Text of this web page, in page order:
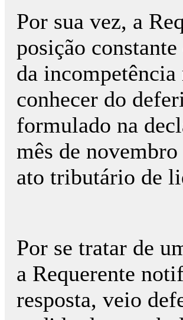
Por sua vez, a
posição
da
conhecer do
formulado na
mês de
ato tributário de
Por se tratar de
a Requerente
resposta, veio